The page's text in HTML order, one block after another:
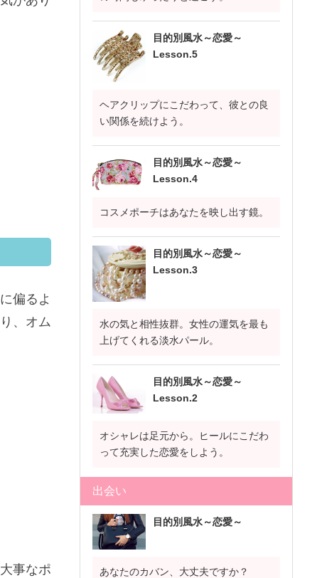
偏るよ
、オム
事なポ
目的別風水～恋愛～
Lesson.5
ヘアクリップにこだわって、彼との良
い関係を続けよう。
目的別風水～恋愛～
Lesson.4
コスメポーチはあなたを映し出す鏡。
目的別風水～恋愛～
Lesson.3
水の気と相性抜群。女性の運気を最も
上げてくれる淡水パール。
目的別風水～恋愛～
Lesson.2
オシャレは足元から。ヒールにこだわ
って充実した恋愛をしよう。
出会い
目的別風水～恋愛～
あなたのカバン、大丈夫ですか？